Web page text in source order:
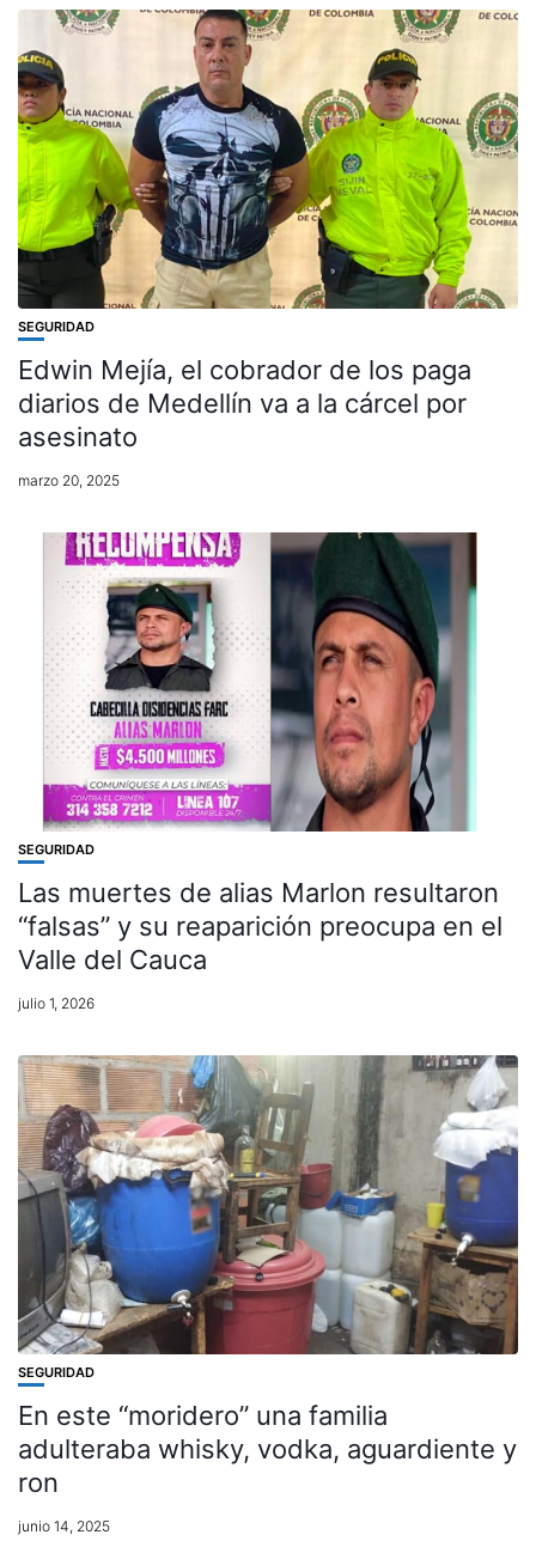
SEGURIDAD
Edwin Mejía, el cobrador de los paga
diarios de Medellín va a la cárcel por
asesinato
marzo 20, 2025
SEGURIDAD
Las muertes de alias Marlon resultaron
“falsas” y su reaparición preocupa en el
Valle del Cauca
julio 1, 2026
SEGURIDAD
En este “moridero” una familia
adulteraba whisky, vodka, aguardiente y
ron
junio 14, 2025